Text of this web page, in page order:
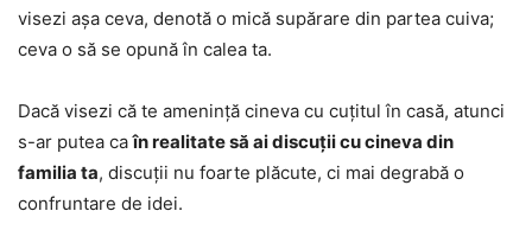
visezi așa ceva, denotă o mică supărare din partea cuiva;
ceva o să se opună în calea ta.
Dacă visezi că te amenință cineva cu cuțitul în casă, atunci
s-ar putea caîn realitate să ai discuții cu cineva din
familia ta, discuții nu foarte plăcute, ci mai degrabă o
confruntare de idei.